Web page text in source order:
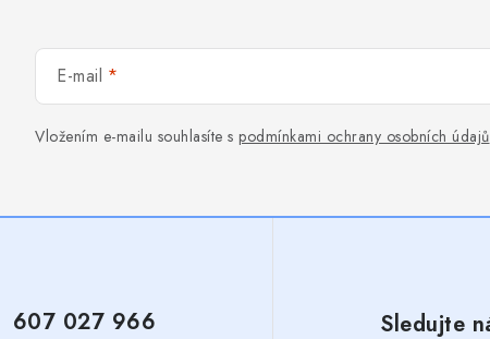
E-mail
Vložením e-mailu souhlasíte s podmínkami ochrany osobních údajů
607 027 966